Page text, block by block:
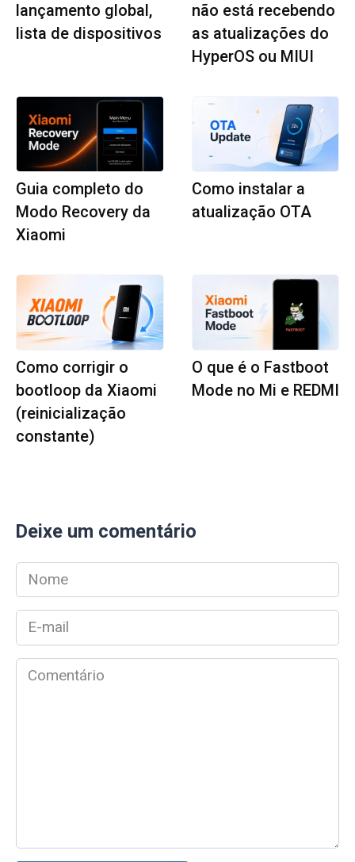
lançamento global,
lista de dispositivos
não está recebendo
as atualizações do
HyperOS ou MIUI
Guia completo do
Modo Recovery da
Xiaomi
Como instalar a
atualização OTA
Como corrigir o
bootloop da Xiaomi
(reinicialização
constante)
O que é o Fastboot
Mode no Mi e REDMI
Deixe um comentário
Nome
*
mail
*Comentário